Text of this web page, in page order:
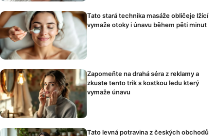
Tato stará technika masáže obličeje lžící
vymaže otoky i únavu během pěti minut
Zapomeňte na drahá séra z reklamy a
zkuste tento trik s kostkou ledu který
vymaže únavu
Tato levná potravina z českých obchodů